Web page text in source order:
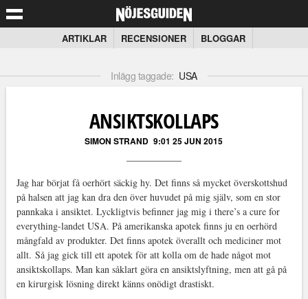
ARTIKLAR RECENSIONER BLOGGAR
Inlägg taggade: USA
ANSIKTSKOLLAPS
SIMON STRAND 9:01 25 JUN 2015
Jag har börjat få oerhört säckig hy. Det finns så mycket överskottshud
på halsen att jag kan dra den över huvudet på mig själv, som en stor
pannkaka i ansiktet. Lyckligtvis befinner jag mig i there’s a cure for
everything-landet USA. På amerikanska apotek finns ju en oerhörd
mångfald av produkter. Det finns apotek överallt och mediciner mot
allt. Så jag gick till ett apotek för att kolla om de hade något mot
ansiktskollaps. Man kan såklart göra en ansiktslyftning, men att gå på
en kirurgisk lösning direkt känns onödigt drastiskt.